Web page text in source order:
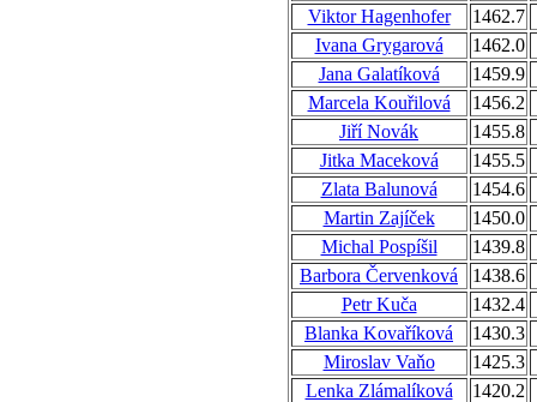
Viktor Hagenhofer
1462.7
Ivana Grygarová
1462.0
Jana Galatíková
1459.9
Marcela Kouřilová
1456.2
Jiří Novák
1455.8
Jitka Maceková
1455.5
Zlata Balunová
1454.6
Martin Zajíček
1450.0
Michal Pospíšil
1439.8
Barbora Červenková
1438.6
Petr Kuča
1432.4
Blanka Kovaříková
1430.3
Miroslav Vaňo
1425.3
Lenka Zlámalíková
1420.2